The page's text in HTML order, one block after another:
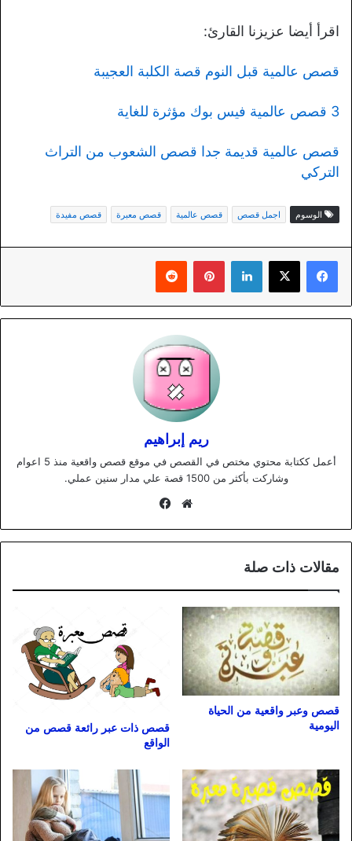
اقرأ أيضا عزيزنا القارئ:
قصص عالمية قبل النوم قصة الكلبة العجيبة
3 قصص عالمية فيس بوك مؤثرة للغاية
قصص عالمية قديمة جدا قصص الشعوب من التراث
التركي
الوسوم اجمل قصص قصص عالمية قصص معبرة قصص مفيدة
لينكدإن بينتيريست
ريم إبراهيم
أعمل ككتابة محتوي مختص في القصص في موقع قصص واقعية منذ 5 اعوام
وشاركت بأكثر من 1500 قصة علي مدار سنين عملي.
موقع
مقالات ذات صلة
قصص وعبر واقعية من الحياة
اليومية
قصص ذات عبر رائعة قصص من
الواقع